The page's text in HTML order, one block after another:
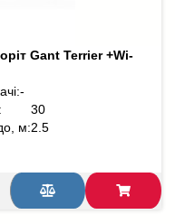
Gant Terrier +Wi-
-
30
м:2.5